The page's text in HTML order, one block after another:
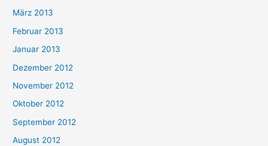
März 2013
Februar 2013
Januar 2013
Dezember 2012
November 2012
Oktober 2012
September 2012
August 2012